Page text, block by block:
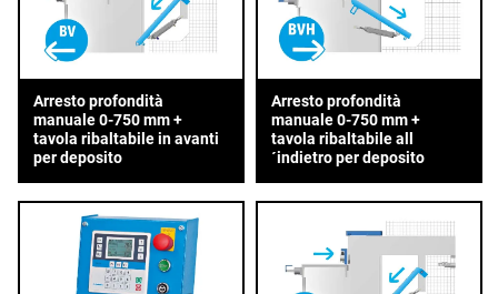
Arresto profondità
manuale 0-750 mm +
tavola ribaltabile in avanti
per deposito
Arresto profondità
manuale 0-750 mm +
tavola ribaltabile all
´indietro per deposito